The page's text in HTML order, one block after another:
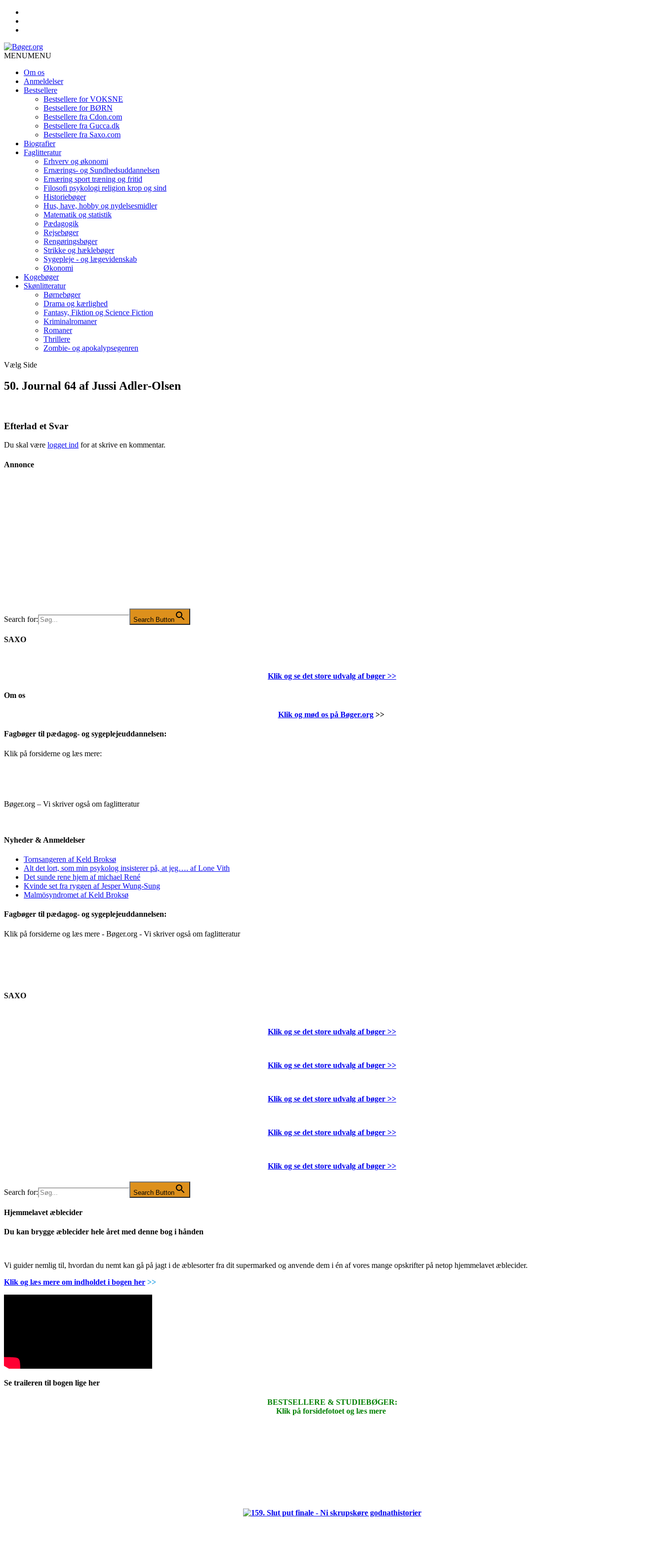
MENUMENU
Om os
Anmeldelser
Bestsellere
Bestsellere for VOKSNE
Bestsellere for BØRN
Bestsellere fra Cdon.com
Bestsellere fra Gucca.dk
Bestsellere fra Saxo.com
Biografier
Faglitteratur
Erhverv og økonomi
Ernærings- og Sundhedsuddannelsen
Ernæring sport træning og fritid
Filosofi psykologi religion krop og sind
Historiebøger
Hus, have, hobby og nydelsesmidler
Matematik og statistik
Pædagogik
Rejsebøger
Rengøringsbøger
Strikke og hæklebøger
Sygepleje - og lægevidenskab
Økonomi
Kogebøger
Skønlitteratur
Børnebøger
Drama og kærlighed
Fantasy, Fiktion og Science Fiction
Kriminalromaner
Romaner
Thrillere
Zombie- og apokalypsegenren
Vælg Side
50. Journal 64 af Jussi Adler-Olsen
Efterlad et Svar
Du skal være logget ind for at skrive en kommentar.
Annonce
Search for: Search Button
SAXO
Klik og se det store udvalg af bøger >>
Om os
Klik og mød os på Bøger.org>>
Fagbøger til pædagog- og sygeplejeuddannelsen:
Klik på forsiderne og læs mere:
Bøger.org – Vi skriver også om faglitteratur
Nyheder & Anmeldelser
Tornsangeren af Keld Broksø
Alt det lort, som min psykolog insisterer på, at jeg…. af Lone Vith
Det sunde rene hjem af michael René
Kvinde set fra ryggen af Jesper Wung-Sung
Malmösyndromet af Keld Broksø
Fagbøger til pædagog- og sygeplejeuddannelsen:
Klik på forsiderne og læs mere - Bøger.org - Vi skriver også om faglitteratur
SAXO
Klik og se det store udvalg af bøger >>
Klik og se det store udvalg af bøger >>
Klik og se det store udvalg af bøger >>
Klik og se det store udvalg af bøger >>
Klik og se det store udvalg af bøger >>
Search for: Search Button
Hjemmelavet æblecider
Du kan brygge æblecider hele året med denne bog i hånden
Vi guider nemlig til, hvordan du nemt kan gå på jagt i de æblesorter fra dit supermarked og anvende dem i én af vores mange opskrifter på netop hjemmelavet æblecider.
Klik og læs mere om indholdet i bogen her >>
Se traileren til bogen lige her
BESTSELLERE & STUDIEBØGER:
Klik på forsidefotoet og læs mere